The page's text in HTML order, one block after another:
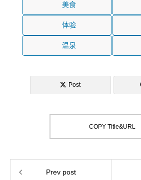
美食
体验
温泉
Post
COPY Title&URL
Prev post